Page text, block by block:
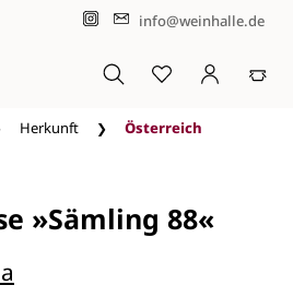
info@weinhalle.de
Herkunft Österreich
»Sämling 88«